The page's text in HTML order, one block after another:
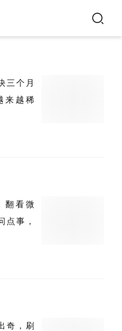
三个月
来越稀
翻看微
点事，
奇，刷